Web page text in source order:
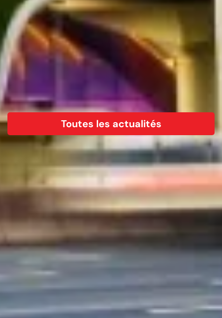
Toutes les actualités